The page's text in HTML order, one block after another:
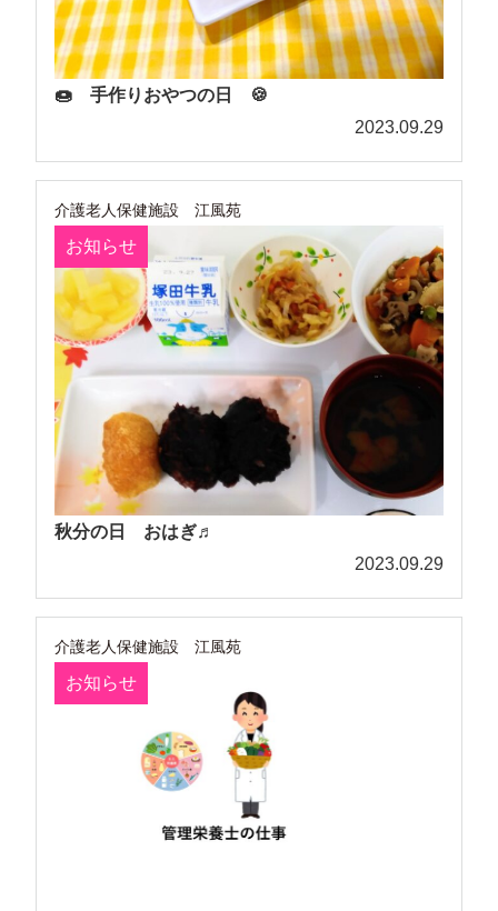
🍩 手作りおやつの日 🍪
2023.09.29
介護老人保健施設 江風苑
お知らせ
秋分の日 おはぎ♬
2023.09.29
介護老人保健施設 江風苑
お知らせ